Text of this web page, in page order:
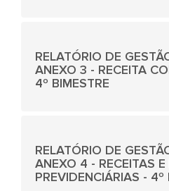
RELATÓRIO DE
ANEXO 3 - RECEITA
4º BIMESTRE
RELATÓRIO DE
ANEXO 4 - RECEITAS E
PREVIDENCIÁRIAS - 4º